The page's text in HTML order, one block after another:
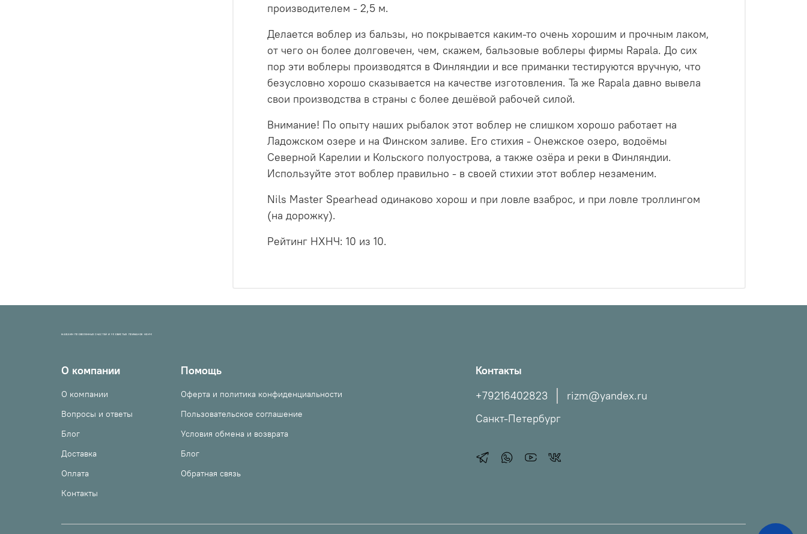
производителем - 2,5 м.
Делается воблер из бальзы, но покрывается каким-то очень хорошим и прочным лаком,
от чего он более долговечен, чем, скажем, бальзовые воблеры фирмы Rapala. До сих
пор эти воблеры производятся в Финляндии и все приманки тестируются вручную, что
безусловно хорошо сказывается на качестве изготовления. Та же Rapala давно вывела
свои производства в страны с более дешёвой рабочей силой.
Внимание! По опыту наших рыбалок этот воблер не слишком хорошо работает на
Ладожском озере и на Финском заливе. Его стихия - Онежское озеро, водоёмы
Северной Карелии и Кольского полуострова, а также озёра и реки в Финляндии.
Используйте этот воблер правильно - в своей стихии этот воблер незаменим.
Nils Master Spearhead одинаково хорош и при ловле взаброс, и при ловле троллингом
(на дорожку).
Рейтинг НХНЧ: 10 из 10.
МАГАЗИН ПРОВЕРЕННЫХ СНАСТЕЙ И УЛОВИСТЫХ ПРИМАНОК НХНЧ!
О компании
О компании
Вопросы и ответы
Блог
Доставка
Оплата
Контакты
Помощь
Оферта и политика конфиденциальности
Пользовательское соглашение
Условия обмена и возврата
Блог
Обратная связь
Контакты
+79216402823
rizm@yandex.ru
Санкт-Петербург